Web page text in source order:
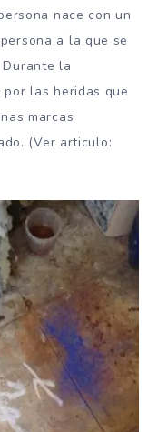
nace con un
a la que se
la
las heridas que
marcas
(Ver articulo: